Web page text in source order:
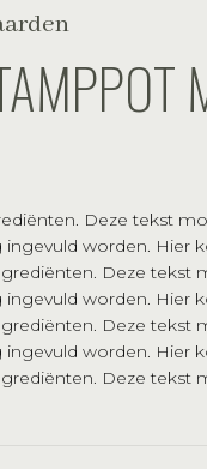
Deze tekst
worden. Hier
Deze
worden. Hier
Deze
worden. Hier
Deze tekst